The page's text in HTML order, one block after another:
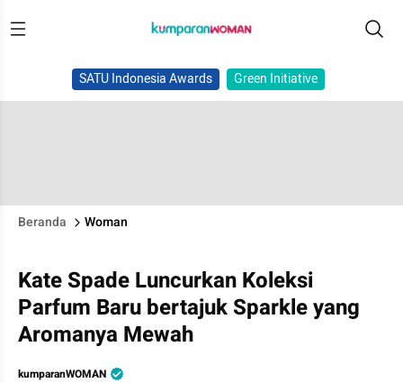
SATU Indonesia Awards Green Initiative
Beranda Woman
Kate Spade Luncurkan Koleksi
Parfum Baru bertajuk Sparkle yang
Aromanya Mewah
kumparanWOMAN